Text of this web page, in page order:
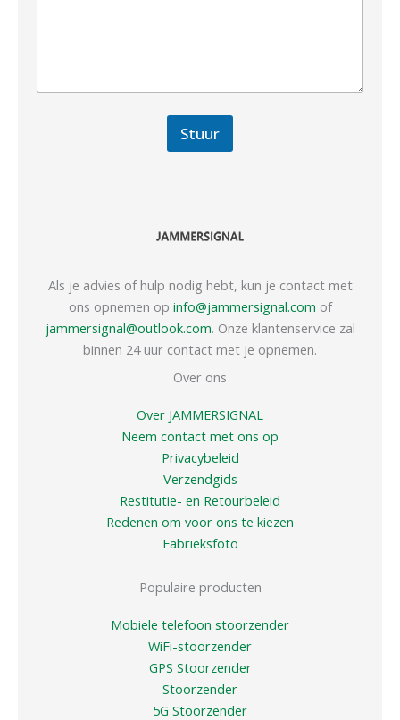
Stuur
Als je advies of hulp nodig hebt, kun je contact met
ons opnemen op info@jammersignal.com of
jammersignal@outlook.com. Onze klantenservice zal
binnen 24 uur contact met je opnemen.
Over ons
Over JAMMERSIGNAL
Neem contact met ons op
Privacybeleid
Verzendgids
Restitutie- en Retourbeleid
Redenen om voor ons te kiezen
Fabrieksfoto
Populaire producten
Mobiele telefoon stoorzender
WiFi-stoorzender
GPS Stoorzender
Stoorzender
5G Stoorzender